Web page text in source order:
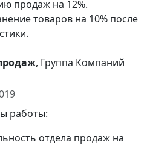
продаж на 12%.
товаров на 10% после
, Группа Компаний
работы:
отдела продаж на